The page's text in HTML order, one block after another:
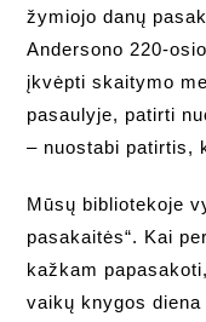
žymiojo danų
Andersono 220-
įkvėpti skaitymo
pasaulyje, patirti
– nuostabi patirtis,
Mūsų bibliotekoje
pasakaitės“. Kai
kažkam
vaikų knygos